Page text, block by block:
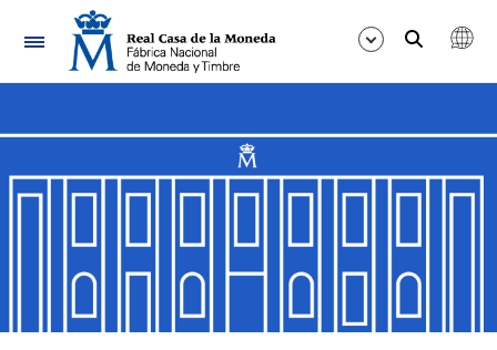
Nabigazioa
Erakutsi/Ezkutatu
Erakutsi/Ezkutatu
Erakutsi/Ezkutatu